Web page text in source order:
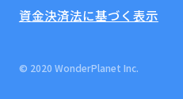
資金決済法に基づく表示
© 2020 WonderPlanet Inc.